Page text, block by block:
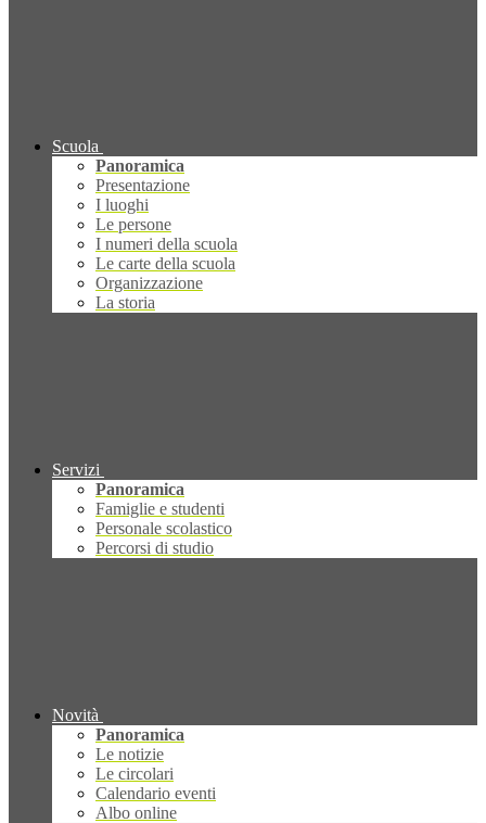
Scuola
Panoramica
Presentazione
I luoghi
Le persone
I numeri della scuola
Le carte della scuola
Organizzazione
La storia
Servizi
Panoramica
Famiglie e studenti
Personale scolastico
Percorsi di studio
Novità
Panoramica
Le notizie
Le circolari
Calendario eventi
Albo online